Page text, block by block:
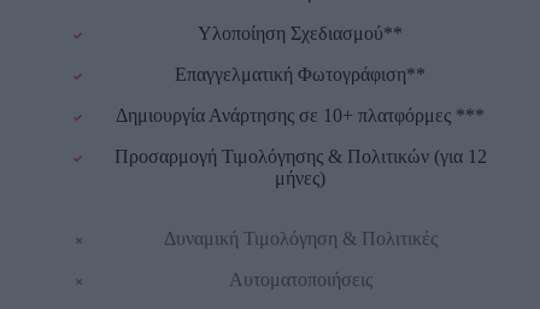
Υλοποίηση Σχεδιασμού**
Επαγγελματική Φωτογράφιση**
Δημιουργία Ανάρτησης σε 10+ πλατφόρμες ***
Προσαρμογή Τιμολόγησης & Πολιτικών (για 12
μήνες)
Δυναμική Τιμολόγηση & Πολιτικές
Αυτοματοποιήσεις